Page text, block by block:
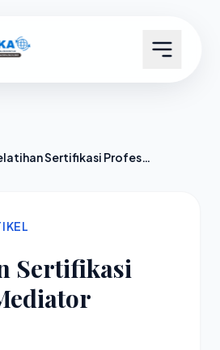
Pelatihan Sertifikasi Profesi Mediator
Sertifikasi